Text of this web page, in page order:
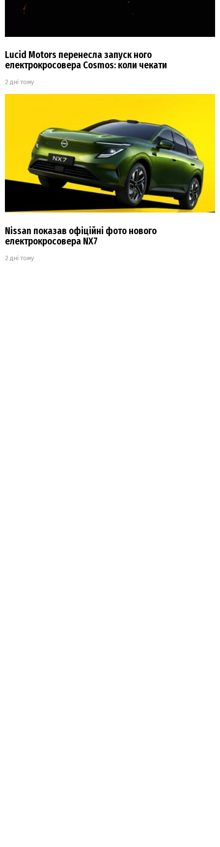
Lucid Motors перенесла запуск ного
електрокросовера Cosmos: коли чекати
2 дні тому
Nissan показав офіційні фото нового
електрокросовера NX7
2 дні тому